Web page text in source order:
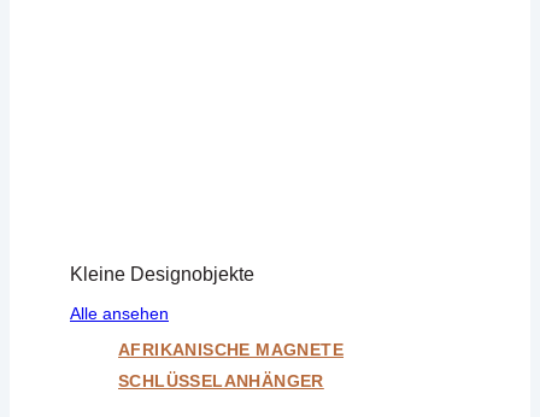
Kleine Designobjekte
Alle ansehen
AFRIKANISCHE MAGNETE
SCHLÜSSELANHÄNGER